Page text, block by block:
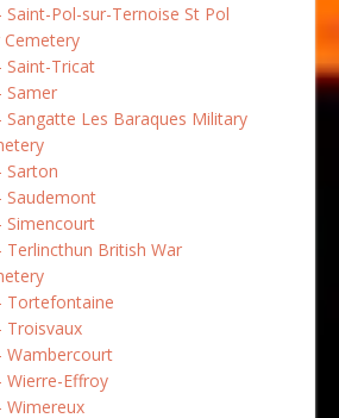
Saint-Pol-sur-Ternoise St Pol
Cemetery
Saint-Tricat
Samer
Sangatte Les Baraques Military
Sarton
Saudemont
Simencourt
Terlincthun British War
Tortefontaine
Troisvaux
Wambercourt
Wierre-Effroy
Wimereux